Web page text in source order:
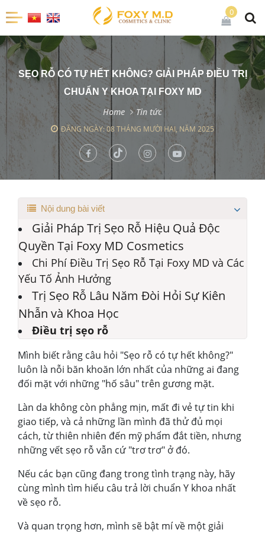
0
SẸO RỖ CÓ TỰ HẾT KHÔNG? GIẢI PHÁP ĐIỀU TRỊ
CHUẨN Y KHOA TẠI FOXY MD
Home Tin tức
ĐĂNG NGÀY: 08 THÁNG MƯỜI HAI, NĂM 2025
Nội dung bài viết
Giải Pháp Trị Sẹo Rỗ Hiệu Quả Độc
Quyền Tại Foxy MD Cosmetics
Chi Phí Điều Trị Sẹo Rỗ Tại Foxy MD và Các
Yếu Tố Ảnh Hưởng
Trị Sẹo Rỗ Lâu Năm Đòi Hỏi Sự Kiên
Nhẫn và Khoa Học
Điều trị sẹo rỗ
Mình biết rằng câu hỏi "Sẹo rỗ có tự hết không?"
luôn là nỗi băn khoăn lớn nhất của những ai đang
đối mặt với những "hố sâu" trên gương mặt.
Làn da không còn phẳng mịn, mất đi vẻ tự tin khi
giao tiếp, và cả những lần mình đã thử đủ mọi
cách, từ thiên nhiên đến mỹ phẩm đắt tiền, nhưng
những vết sẹo rỗ vẫn cứ "trơ trơ" ở đó.
Nếu các bạn cũng đang trong tình trạng này, hãy
cùng mình tìm hiểu câu trả lời chuẩn Y khoa nhất
về sẹo rỗ.
Và quan trọng hơn, mình sẽ bật mí về một giải